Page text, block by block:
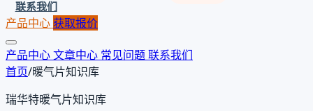
联系我们
产品中心获取报价
产品中心文章中心 常见问题联系我们
首页/暖气片知识库
瑞华特暖气片知识库